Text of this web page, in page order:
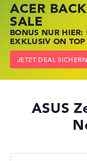
ACER
SALE
BONUS NUR HIER:
EXKLUSIV ON TOP
JETZT DEAL SICHERN
HP STORE
JETZT ZUGREIFEN:
KRÄFTIG
ZU DEN HP
LENOVO
NOTEBOOKS BEI
KRÄFTIG
LENOVO DEALS
ASUS